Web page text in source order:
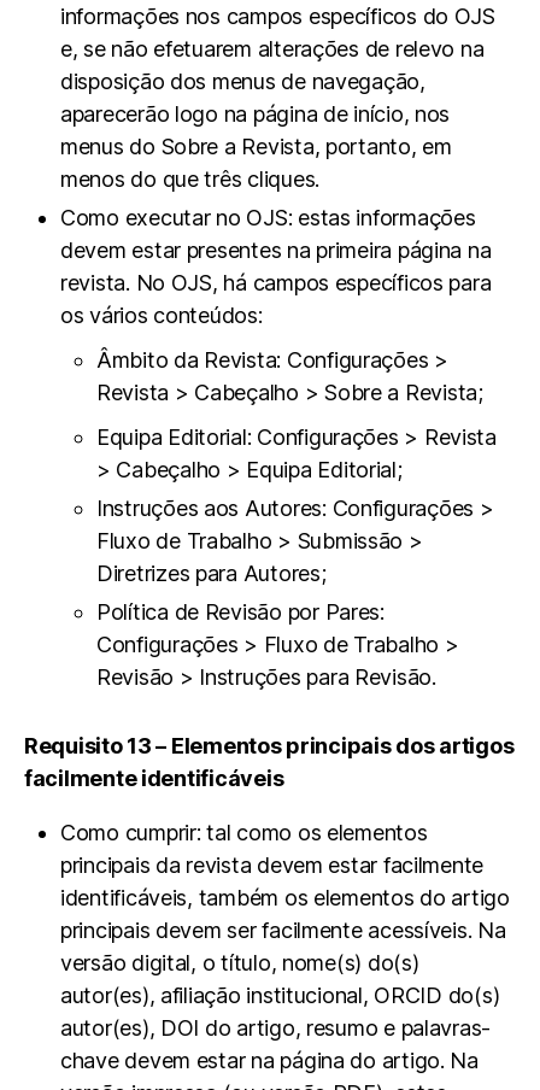
informações nos campos específicos do OJS
e, se não efetuarem alterações de relevo na
disposição dos menus de navegação,
aparecerão logo na página de início, nos
menus do Sobre a Revista, portanto, em
menos do que três cliques.
Como executar no OJS: estas informações
devem estar presentes na primeira página na
revista. No OJS, há campos específicos para
os vários conteúdos:
Âmbito da Revista: Configurações >
Revista > Cabeçalho > Sobre a Revista;
Equipa Editorial: Configurações > Revista
> Cabeçalho > Equipa Editorial;
Instruções aos Autores: Configurações >
Fluxo de Trabalho > Submissão >
Diretrizes para Autores;
Política de Revisão por Pares:
Configurações > Fluxo de Trabalho >
Revisão > Instruções para Revisão.
Requisito 13 – Elementos principais dos artigos
facilmente identificáveis
Como cumprir: tal como os elementos
principais da revista devem estar facilmente
identificáveis, também os elementos do artigo
principais devem ser facilmente acessíveis. Na
versão digital, o título, nome(s) do(s)
autor(es), afiliação institucional, ORCID do(s)
autor(es), DOI do artigo, resumo e palavras-
chave devem estar na página do artigo. Na